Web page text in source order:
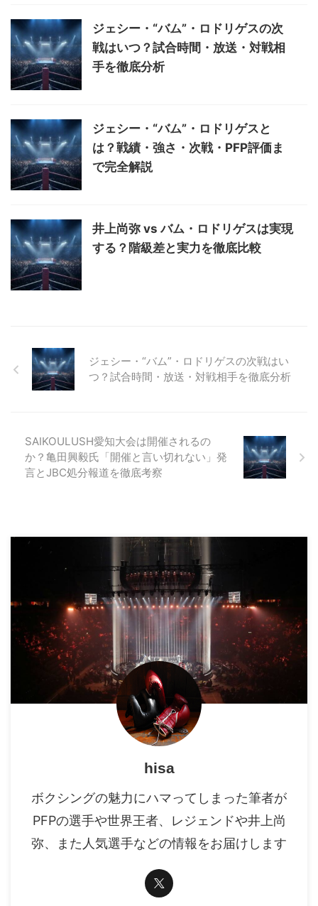
ジェシー・“バム”・ロドリゲスの次
戦はいつ？試合時間・放送・対戦相
手を徹底分析
ジェシー・“バム”・ロドリゲスと
は？戦績・強さ・次戦・PFP評価ま
で完全解説
井上尚弥 vs バム・ロドリゲスは実現
する？階級差と実力を徹底比較
ジェシー・“バム”・ロドリゲスの次戦はい
つ？試合時間・放送・対戦相手を徹底分析
SAIKOULUSH愛知大会は開催されるの
か？亀田興毅氏「開催と言い切れない」発
言とJBC処分報道を徹底考察
hisa
ボクシングの魅力にハマってしまった筆者が
PFPの選手や世界王者、レジェンドや井上尚
弥、また人気選手などの情報をお届けします